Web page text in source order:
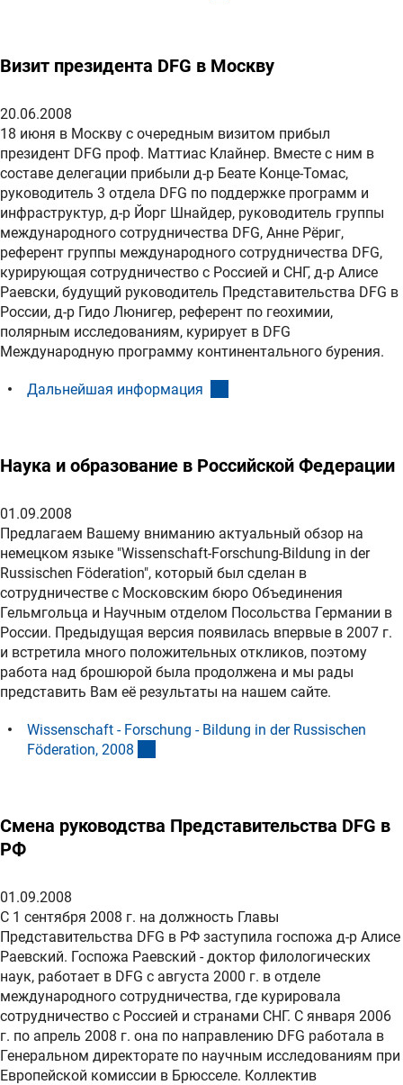
Bизит президента DFG в Москву
20.06.2008
18 июня в Москву с очередным визитом прибыл
президент DFG проф. Маттиас Клайнер. Вместе с ним в
составе делегации прибыли д-р Беате Конце-Томас,
руководитель 3 отдела DFG по поддержке программ и
инфраструктур, д-р Йорг Шнайдер, руководитель группы
международного сотрудничества DFG, Анне Рёриг,
референт группы международного сотрудничества DFG,
курирующая сотрудничество с Россией и СНГ, д-р Алисе
Раевски, будущий руководитель Представительства DFG в
России, д-р Гидо Люнигер, референт по геохимии,
полярным исследованиям, курирует в DFG
Международную программу континентального бурения.
Дальнейшая информация
Наука и образование в Российской Федерации
01.09.2008
Предлагаем Вашему вниманию актуальный обзор на
немецком языке "Wissenschaft-Forschung-Bildung in der
Russischen Föderation", который был сделан в
сотрудничестве с Московским бюро Объединения
Гельмгольца и Научным отделом Посольства Германии в
России. Предыдущая версия появилась впервые в 2007 г.
и встретила много положительных откликов, поэтому
работа над брошюрой была продолжена и мы рады
представить Вам её результаты на нашем сайте.
Wissenschaft - Forschung - Bildung in der Russischen
Föderation, 2008
Смена руководства Представительства DFG в
РФ
01.09.2008
C 1 сентября 2008 г. на должность Главы
Представительства DFG в РФ заступила госпожа д-р Алисе
Раевский. Госпожа Раевский - доктор филологических
наук, работает в DFG c августа 2000 г. в отделе
международного сотрудничества, где курировала
сотрудничество с Россией и странами СНГ. С января 2006
г. по апрель 2008 г. она по направлению DFG работала в
Генеральном директорате по научным исследованиям при
Европейской комиссии в Брюсселе. Коллектив